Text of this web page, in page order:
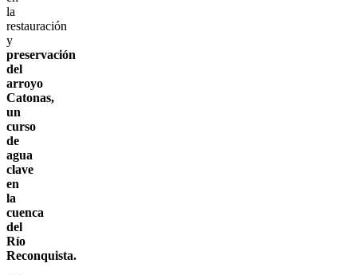
la
restauración
y
preservación
del
arroyo
Catonas,
un
curso
de
agua
clave
en
la
cuenca
del
Río
Reconquista.